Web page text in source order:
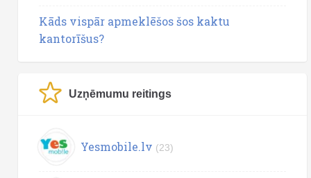
Kāds vispār apmeklēšos šos kaktu
kantorīšus?
Uzņēmumu reitings
Yesmobile.lv (23)